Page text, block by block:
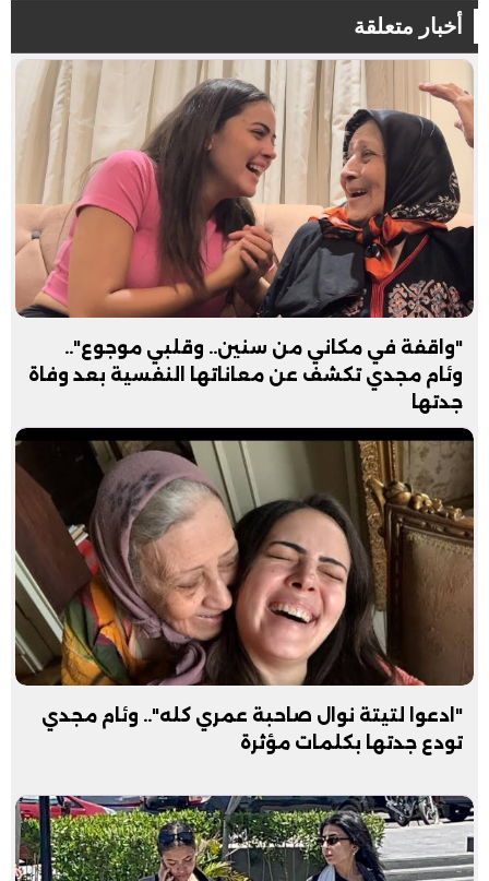
أخبار متعلقة
"واقفة في مكاني من سنين.. وقلبي موجوع"..
وئام مجدي تكشف عن معاناتها النفسية بعد وفاة
جدتها
"ادعوا لتيتة نوال صاحبة عمري كله".. وئام مجدي
تودع جدتها بكلمات مؤثرة